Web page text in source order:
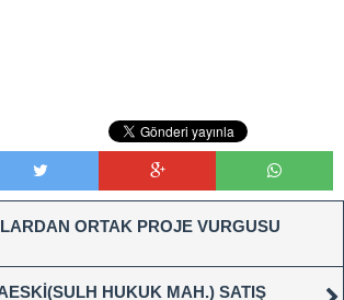
ORTAK PROJE VURGUSU
HUKUK MAH.) SATIŞ